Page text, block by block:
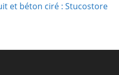
et béton ciré : Stucostore